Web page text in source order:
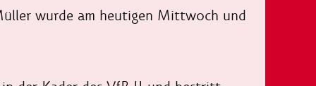
wurde am heutigen Mittwoch und